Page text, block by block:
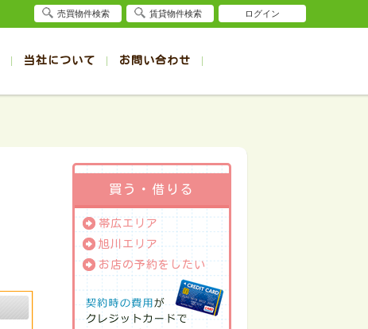
帯広の1DK～1LDK賃貸
帯広の2K～2LDK賃貸
帯広の3K～3LDK賃貸
帯広の4K以上賃貸
旭川の1DK～1LDK賃貸
旭川の2K～2LDK賃貸
旭川の3K～3LDK賃貸
旭川の4K以上賃貸
当社について お問い合わせ
買う・借りる
帯広エリア
旭川エリア
お店の予約をしたい
売買物件検索 賃貸物件検索 ログイン